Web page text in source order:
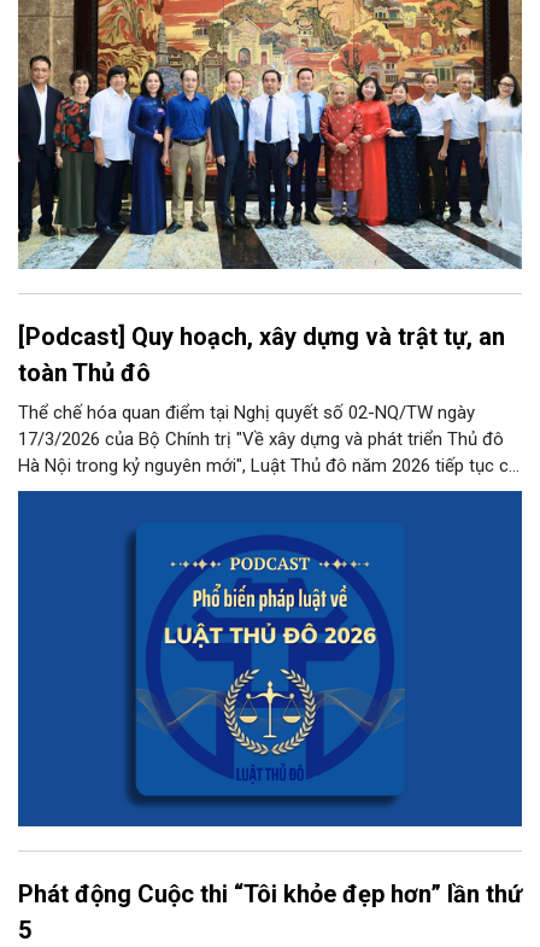
[Podcast] Quy hoạch, xây dựng và trật tự, an
toàn Thủ đô
Thể chế hóa quan điểm tại Nghị quyết số 02-NQ/TW ngày
17/3/2026 của Bộ Chính trị "Về xây dựng và phát triển Thủ đô
Hà Nội trong kỷ nguyên mới", Luật Thủ đô năm 2026 tiếp tục có
những quy định đột phá, phân quyền mạnh mẽ cho Thủ đô
Phát động Cuộc thi “Tôi khỏe đẹp hơn” lần thứ
5